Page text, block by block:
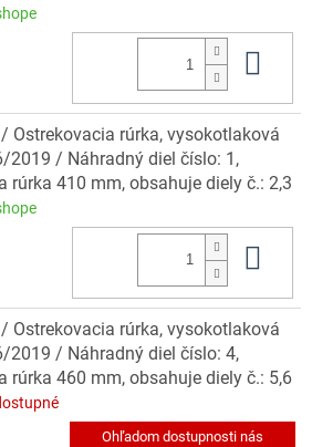
Ostrekovacia rúrka, vysokotlaková
2019 / Náhradný diel číslo: 1,
rúrka 410 mm, obsahuje diely č.: 2,3
/ Ostrekovacia rúrka, vysokotlaková
2019 / Náhradný diel číslo: 4,
rúrka 460 mm, obsahuje diely č.: 5,6